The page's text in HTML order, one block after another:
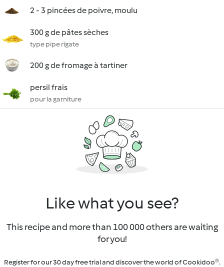
2 - 3 pincées de poivre, moulu
300 g de pâtes sèches
type pipe rigate
200 g de fromage à tartiner
persil frais
pour la garniture
Like what you see?
This recipe and more than 100 000 others are waiting
for you!
Register for our 30 day free trial and discover the world of Cookidoo®.